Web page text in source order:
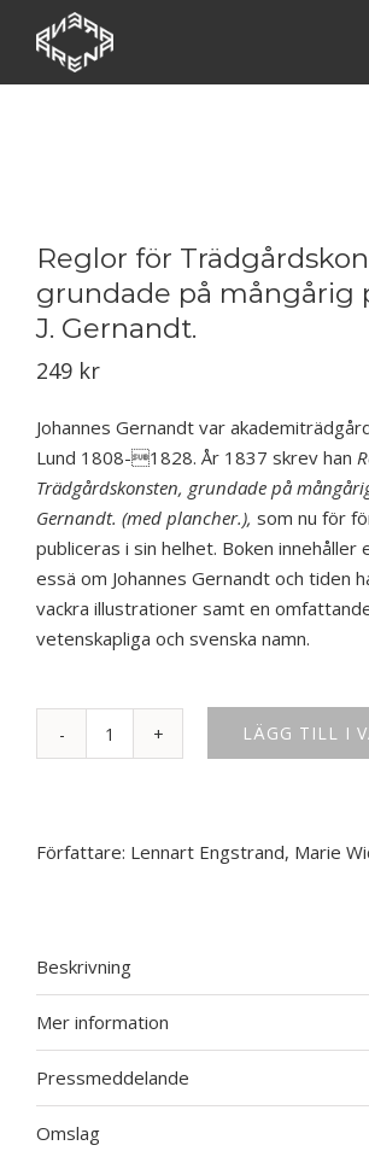
Fortsätt
innehållet
Reglor för
grundade på mångårig
J. Gernandt.
249 kr
Johannes Gernandt var
Lund 1808-1828. År 1837 skrev han
Trädgårdskonsten, grundade på
Gernandt. (med plancher.), som nu för
publiceras i sin helhet. Boken innehåller
essä om Johannes Gernandt och tiden
vackra illustrationer samt en
vetenskapliga och svenska namn.
Reglor
på
af
Gernandt.
mängd
LÄGG TILL I
Författare: Lennart Engstrand, Marie
Beskrivning
Mer information
Pressmeddelande
Omslag